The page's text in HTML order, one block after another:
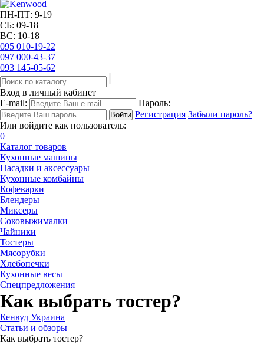
ПН-ПТ: 9-19
СБ: 09-18
ВС: 10-18
095 010-19-22
097 000-43-37
093 145-05-62
Вход в личный кабинет
E-mail:
Пароль:
Регистрация Забыли пароль?
Или войдите как пользователь:
0
Каталог товаров
Кухонные машины
Насадки и аксессуары
Кухонные комбайны
Кофеварки
Блендеры
Миксеры
Соковыжималки
Чайники
Тостеры
Мясорубки
Хлебопечки
Кухонные весы
Спецпредложения
Как выбрать тостер?
Кенвуд Украина
Статьи и обзоры
Как выбрать тостер?